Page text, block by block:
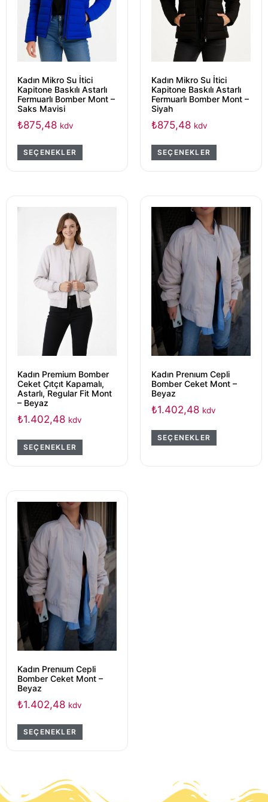
Kadın Mikro Su İtici
Kapitone Baskılı Astarlı
Fermuarlı Bomber Mont –
Saks Mavisi
₺875,48 kdv
SEÇENEKLER
Kadın Mikro Su İtici
Kapitone Baskılı Astarlı
Fermuarlı Bomber Mont –
Siyah
₺875,48 kdv
SEÇENEKLER
Kadın Premium Bomber
Ceket Çıtçıt Kapamalı,
Astarlı, Regular Fit Mont
– Beyaz
₺1.402,48 kdv
SEÇENEKLER
Kadın Prenıum Cepli
Bomber Ceket Mont –
Beyaz
₺1.402,48 kdv
SEÇENEKLER
Kadın Prenıum Cepli
Bomber Ceket Mont –
Beyaz
₺1.402,48 kdv
SEÇENEKLER